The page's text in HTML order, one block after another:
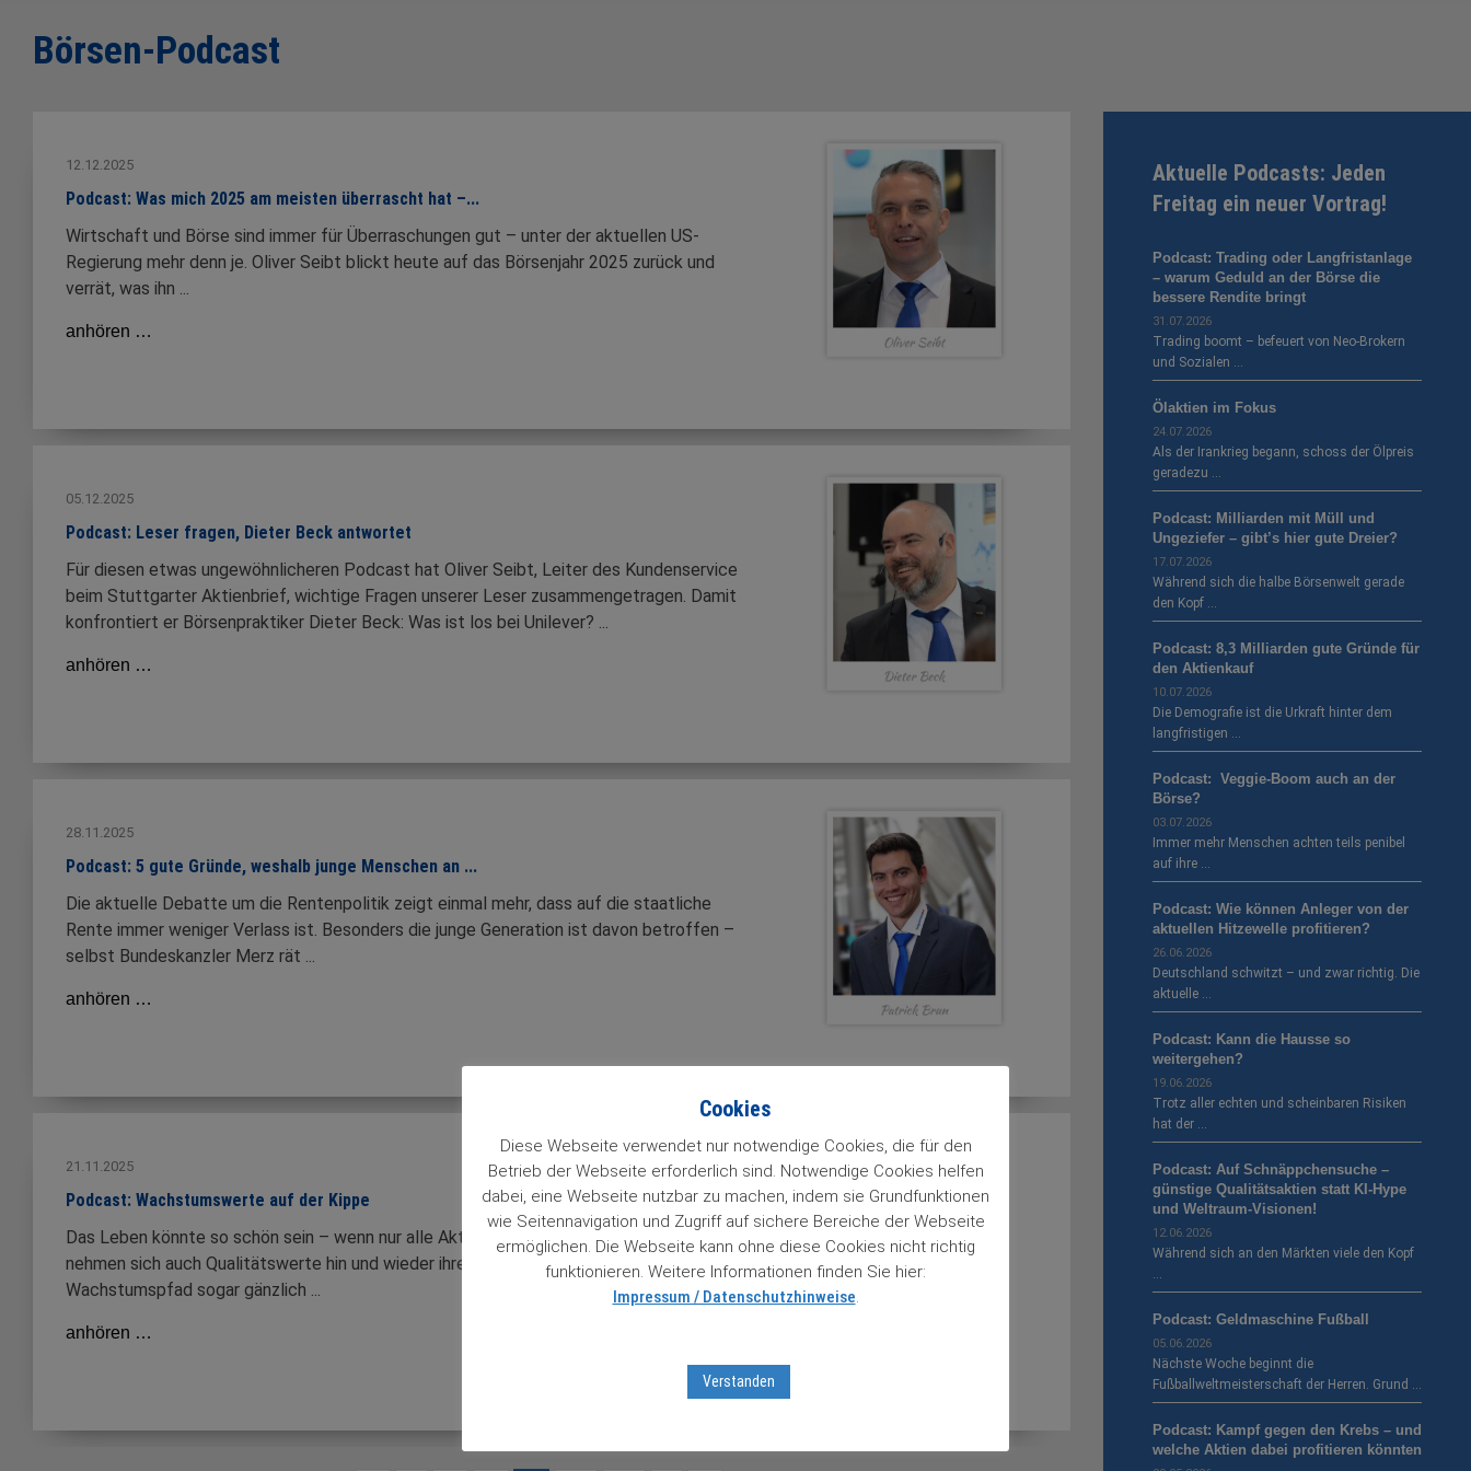
Börsen-Podcast
12.12.2025
Podcast: Was mich 2025 am meisten überrascht hat –...
Wirtschaft und Börse sind immer für Überraschungen gut – unter der aktuellen US-
Regierung mehr denn je. Oliver Seibt blickt heute auf das Börsenjahr 2025 zurück und
verrät, was ihn ...
anhören …
05.12.2025
Podcast: Leser fragen, Dieter Beck antwortet
Für diesen etwas ungewöhnlicheren Podcast hat Oliver Seibt, Leiter des Kundenservice
beim Stuttgarter Aktienbrief, wichtige Fragen unserer Leser zusammengetragen. Damit
konfrontiert er Börsenpraktiker Dieter Beck: Was ist los bei Unilever? ...
anhören …
28.11.2025
Podcast: 5 gute Gründe, weshalb junge Menschen an ...
Die aktuelle Debatte um die Rentenpolitik zeigt einmal mehr, dass auf die staatliche
Rente immer weniger Verlass ist. Besonders die junge Generation ist davon betroffen –
selbst Bundeskanzler Merz rät ...
anhören …
21.11.2025
Podcast: Wachstumswerte auf der Kippe
Das Leben könnte so schön sein – wenn nur alle Aktien steigen würden. Doch leider
nehmen sich auch Qualitätswerte hin und wieder ihre Auszeiten. Manche verlassen den
Wachstumspfad sogar gänzlich ...
anhören …
Aktuelle Podcasts: Jeden
Freitag ein neuer Vortrag!
Podcast: Trading oder Langfristanlage
– warum Geduld an der Börse die
bessere Rendite bringt
31.07.2026
Trading boomt – befeuert von Neo-Brokern
und Sozialen …
Ölaktien im Fokus
24.07.2026
Als der Irankrieg begann, schoss der Ölpreis
geradezu …
Podcast: Milliarden mit Müll und
Ungeziefer – gibt’s hier gute Dreier?
17.07.2026
Während sich die halbe Börsenwelt gerade
den Kopf …
Podcast: 8,3 Milliarden gute Gründe für
den Aktienkauf
10.07.2026
Die Demografie ist die Urkraft hinter dem
langfristigen …
Podcast: Veggie-Boom auch an der
Börse?
03.07.2026
Immer mehr Menschen achten teils penibel
auf ihre …
Podcast: Wie können Anleger von der
aktuellen Hitzewelle profitieren?
26.06.2026
Deutschland schwitzt – und zwar richtig. Die
aktuelle …
Podcast: Kann die Hausse so
weitergehen?
19.06.2026
Trotz aller echten und scheinbaren Risiken
hat der …
Podcast: Auf Schnäppchensuche –
günstige Qualitätsaktien statt KI-Hype
und Weltraum-Visionen!
12.06.2026
Während sich an den Märkten viele den Kopf
…
Podcast: Geldmaschine Fußball
05.06.2026
Nächste Woche beginnt die
Fußballweltmeisterschaft der Herren. Grund …
Podcast: Kampf gegen den Krebs – und
welche Aktien dabei profitieren könnten
Cookies
Diese Webseite verwendet nur notwendige Cookies, die für den
Betrieb der Webseite erforderlich sind. Notwendige Cookies helfen
dabei, eine Webseite nutzbar zu machen, indem sie Grundfunktionen
wie Seitennavigation und Zugriff auf sichere Bereiche der Webseite
ermöglichen. Die Webseite kann ohne diese Cookies nicht richtig
funktionieren. Weitere Informationen finden Sie hier:
Impressum / Datenschutzhinweise.
Verstanden